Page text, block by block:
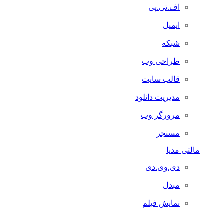
اف.تی.پی
ایمیل
شبکه
طراحی وب
قالب سایت
مدیریت دانلود
مرورگر وب
مسنجر
مالتی مدیا
دی.وی.دی
مبدل
نمایش فیلم